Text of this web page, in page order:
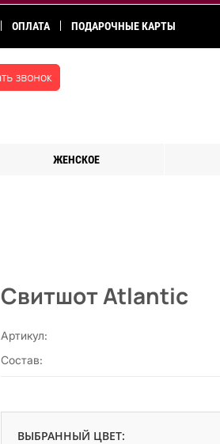
ОПЛАТА ПОДАРОЧНЫЕ КАРТЫ
ЖЕНСКОЕ
Свитшот Atlantic
Артикул:
Состав:
ВЫБРАННЫЙ ЦВЕТ: